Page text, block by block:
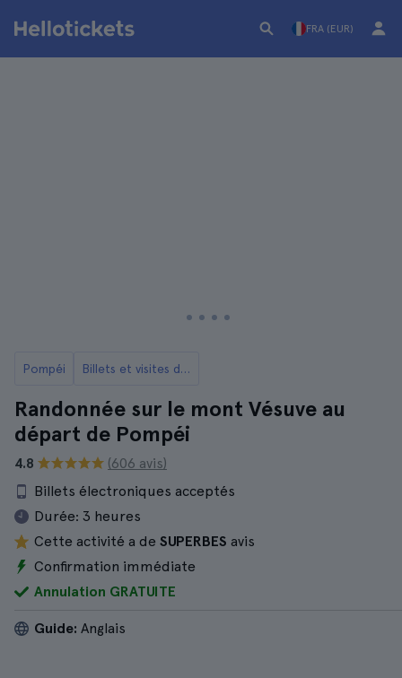
FRA (EUR)
Pompéi Billets et visites du Mont Vésuve à Pompéi
Randonnée sur le mont Vésuve au
départ de Pompéi
4.8
(606 avis)
Billets électroniques acceptés
Durée: 3 heures
Cette activité a de SUPERBES avis
Confirmation immédiate
Annulation GRATUITE
Guide: Anglais